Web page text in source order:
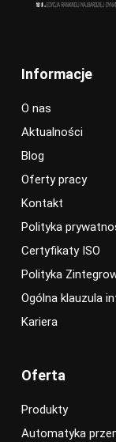
Informacje
O nas
Aktualności
Blog
Oferty pracy
Kontakt
Polityka
Certyfikaty ISO
Polityka
Ogólna klauzula
Kariera
Oferta
Produkty
Automatyka